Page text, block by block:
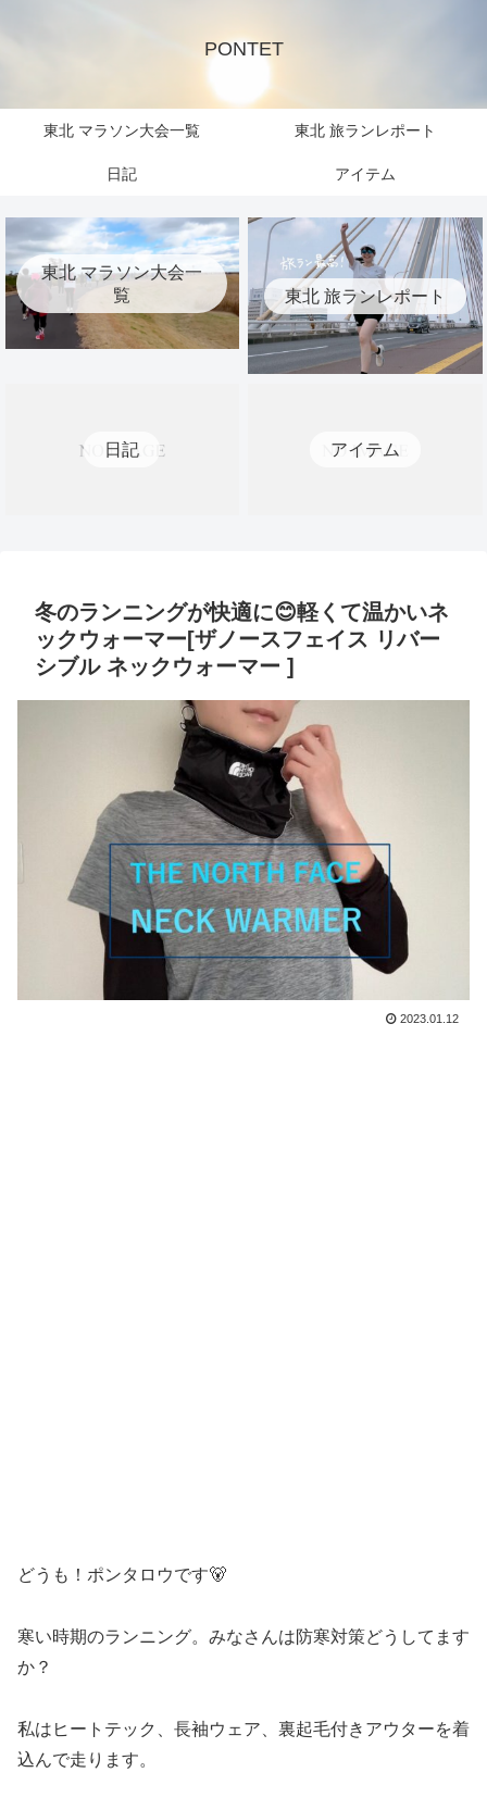
PONTET
東北 マラソン大会一覧 東北 旅ランレポート
日記 アイテム
東北 マラソン大会一
覧
東北 旅ランレポート
日記 アイテム
冬のランニングが快適に😊軽くて温かいネ
ックウォーマー[ザノースフェイス リバー
シブル ネックウォーマー ]
2023.01.12
どうも！ポンタロウです🐻
寒い時期のランニング。みなさんは防寒対策どうしてます
か？
私はヒートテック、長袖ウェア、裏起毛付きアウターを着
込んで走ります。